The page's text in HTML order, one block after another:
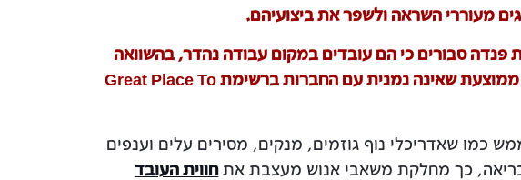
מעוררי השראה ולשפר את ביצועיהם.
מעובדי קבוצת פנדה סבורים כי הם עובדים במקום עבודה נהדר, בהשוואה
ל-57% מהעובדים בחברה אמריקנית ממוצעת שאינה נמנית עם החברות ברשימת Great Place To
כמו שאדריכלי נוף גוזמים, מנקים, מסירים עלים וענפים
בריאה, כך מחלקת משאבי אנוש מעצבת אתחווית העובד